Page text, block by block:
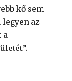
kő sem
legyen az
a